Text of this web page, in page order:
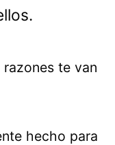
te van
hecho para